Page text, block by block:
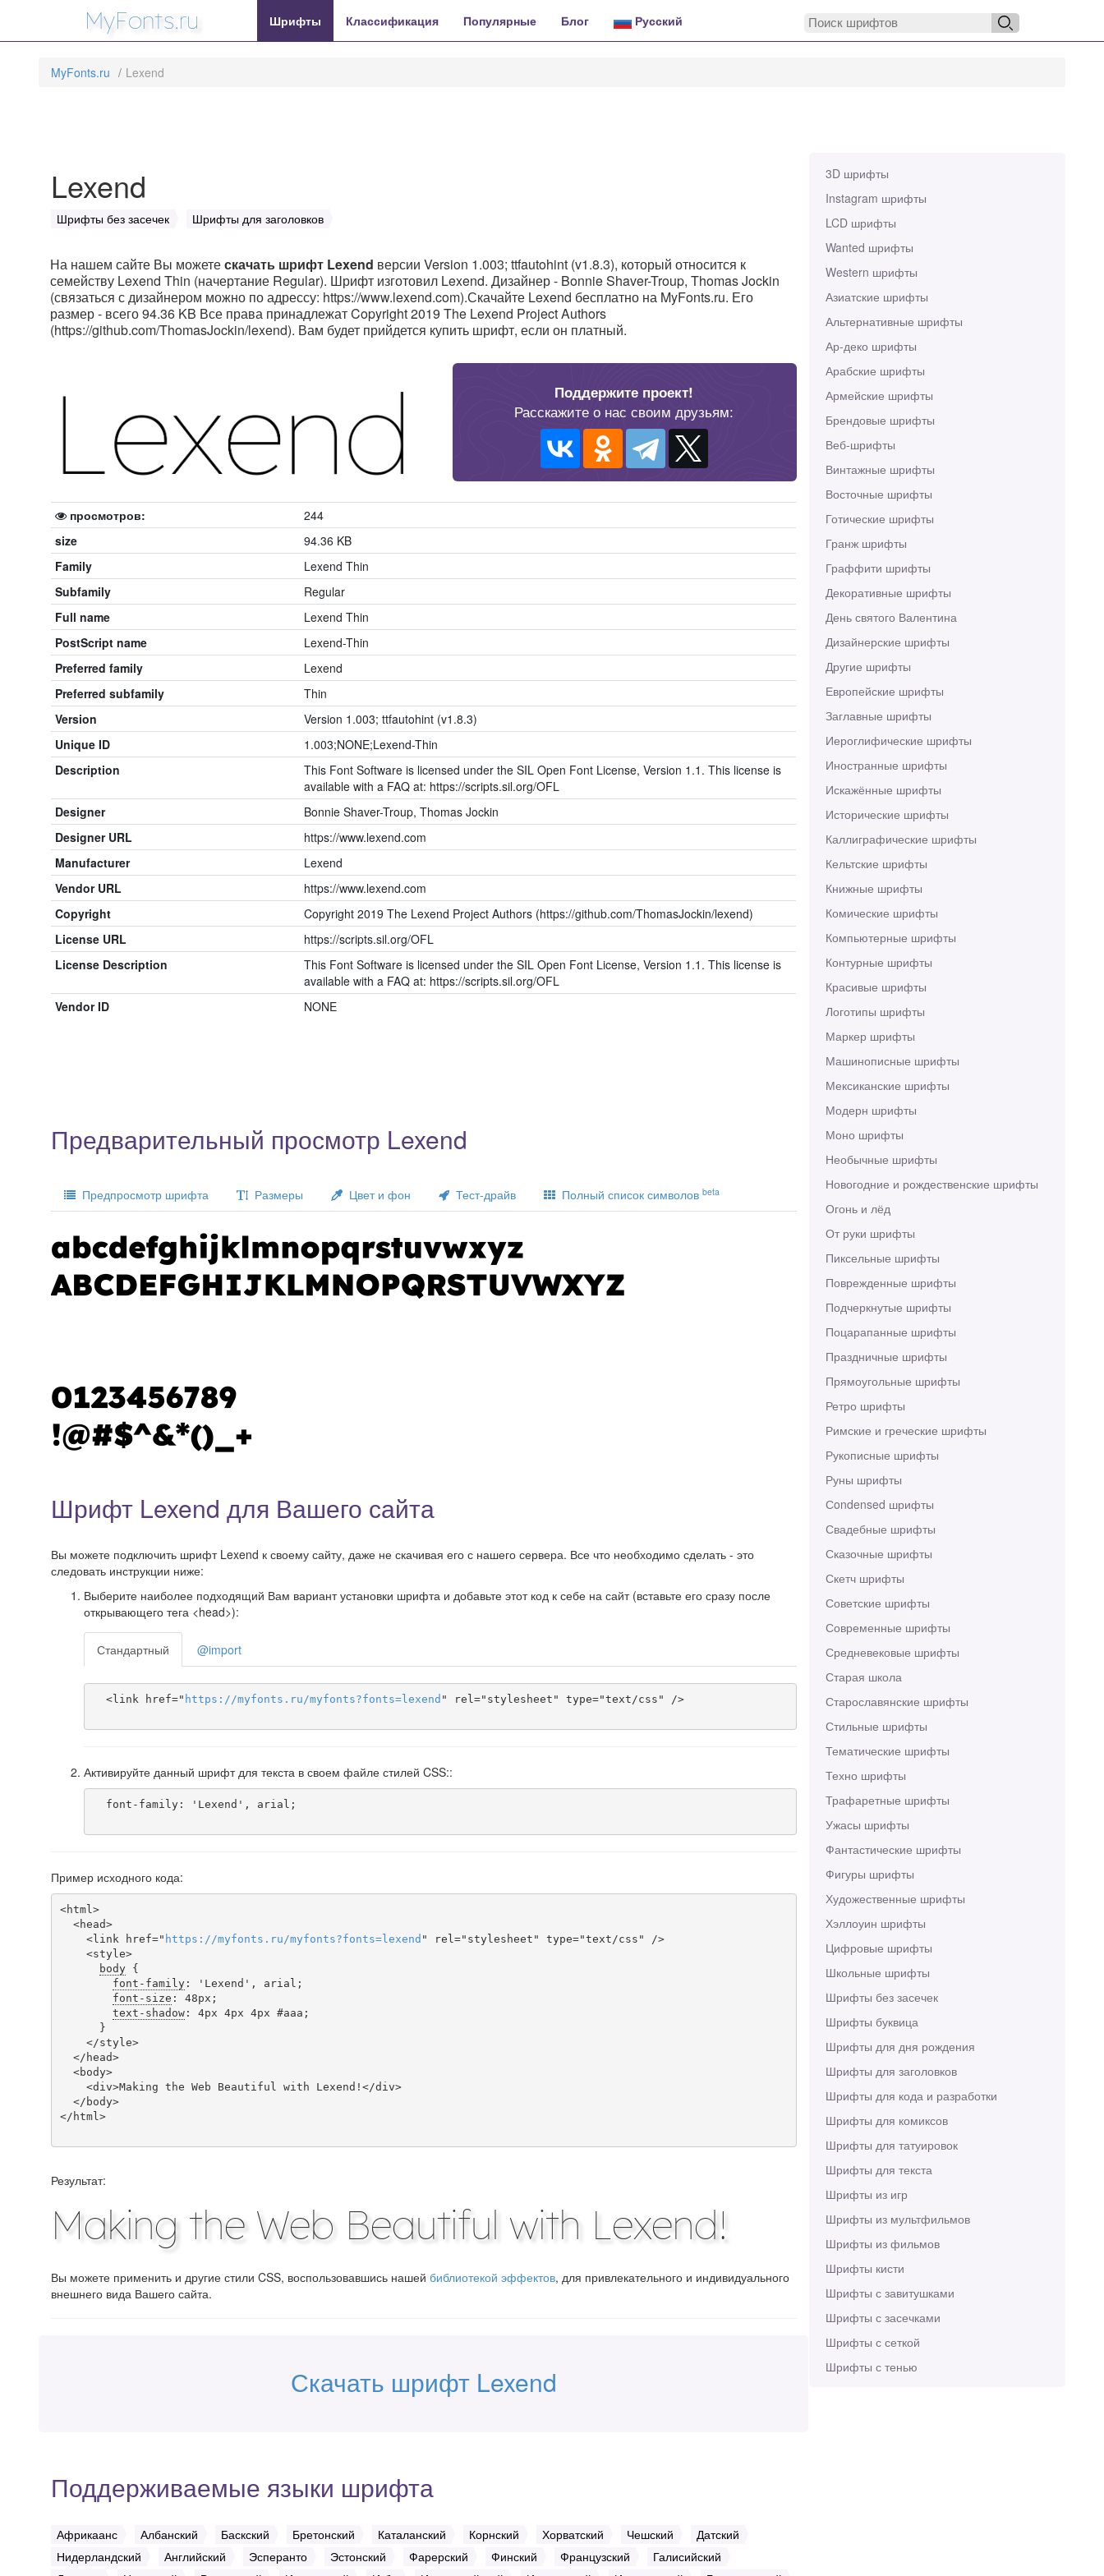
MyFonts.ru Шрифты Классификация Популярные Блог Русский
MyFonts.ru Lexend
3D шрифты
Instagram шрифты
LCD шрифты
Wanted шрифты
Western шрифты
Азиатские шрифты
Альтернативные шрифты
Ар-деко шрифты
Арабские шрифты
Армейские шрифты
Брендовые шрифты
Веб-шрифты
Винтажные шрифты
Восточные шрифты
Готические шрифты
Гранж шрифты
Граффити шрифты
Декоративные шрифты
День святого Валентина
Дизайнерские шрифты
Другие шрифты
Европейские шрифты
Заглавные шрифты
Иероглифические шрифты
Иностранные шрифты
Искажённые шрифты
Исторические шрифты
Каллиграфические шрифты
Кельтские шрифты
Книжные шрифты
Комические шрифты
Компьютерные шрифты
Контурные шрифты
Красивые шрифты
Логотипы шрифты
Маркер шрифты
Машинописные шрифты
Мексиканские шрифты
Модерн шрифты
Моно шрифты
Необычные шрифты
Новогодние и рождественские шрифты
Огонь и лёд
От руки шрифты
Пиксельные шрифты
Поврежденные шрифты
Подчеркнутые шрифты
Поцарапанные шрифты
Праздничные шрифты
Прямоугольные шрифты
Ретро шрифты
Римские и греческие шрифты
Рукописные шрифты
Руны шрифты
Сondensed шрифты
Свадебные шрифты
Сказочные шрифты
Скетч шрифты
Советские шрифты
Современные шрифты
Средневековые шрифты
Старая школа
Старославянские шрифты
Стильные шрифты
Тематические шрифты
Техно шрифты
Трафаретные шрифты
Ужасы шрифты
Фантастические шрифты
Фигуры шрифты
Художественные шрифты
Хэллоуин шрифты
Цифровые шрифты
Школьные шрифты
Шрифты без засечек
Шрифты буквица
Шрифты для дня рождения
Шрифты для заголовков
Шрифты для кода и разработки
Шрифты для комиксов
Шрифты для татуировок
Шрифты для текста
Шрифты из игр
Шрифты из мультфильмов
Шрифты из фильмов
Шрифты кисти
Шрифты с завитушками
Шрифты с засечками
Шрифты с сеткой
Шрифты с тенью
Lexend
Шрифты без засечек Шрифты для заголовков
На нашем сайте Вы можетескачать шрифт Lexend версии Version 1.003; ttfautohint (v1.8.3), который относится к
семейству Lexend Thin (начертание Regular). Шрифт изготовил Lexend. Дизайнер - Bonnie Shaver-Troup, Thomas Jockin
(связаться с дизайнером можно по адрессу: https://www.lexend.com).Скачайте Lexend бесплатно на MyFonts.ru. Его
размер - всего 94.36 KB Все права принадлежат Copyright 2019 The Lexend Project Authors
(https://github.com/ThomasJockin/lexend). Вам будет прийдется купить шрифт, если он платный.
Поддержите проект!
Расскажите о нас своим друзьям:
просмотров:
244
size
94.36 KB
Family
Lexend Thin
Subfamily
Regular
Full name
Lexend Thin
PostScript name
Lexend-Thin
Preferred family
Lexend
Preferred subfamily
Thin
Version
Version 1.003; ttfautohint (v1.8.3)
Unique ID
1.003;NONE;Lexend-Thin
Description
This Font Software is licensed under the SIL Open Font License, Version 1.1. This license is
available with a FAQ at: https://scripts.sil.org/OFL
Designer
Bonnie Shaver-Troup, Thomas Jockin
Designer URL
https://www.lexend.com
Manufacturer
Lexend
Vendor URL
https://www.lexend.com
Copyright
Copyright 2019 The Lexend Project Authors (https://github.com/ThomasJockin/lexend)
License URL
https://scripts.sil.org/OFL
License Description
This Font Software is licensed under the SIL Open Font License, Version 1.1. This license is
available with a FAQ at: https://scripts.sil.org/OFL
Vendor ID
NONE
Предварительный просмотр Lexend
Предпросмотр шрифта Размеры Цвет и фон Тест-драйв Полный список символов beta
Шрифт Lexend для Вашего сайта
Вы можете подключить шрифт Lexend к своему сайту, даже не скачивая его с нашего сервера. Все что необходимо сделать - это
следовать инструкции ниже:
Выберите наиболее подходящий Вам вариант установки шрифта и добавьте этот код к себе на сайт (вставьте его сразу после
открывающего тега <head>):
Стандартный @import
  <link href="
https ://myfonts . ru /myfonts?fonts=lexend " rel="stylesheet" type="text/css" />
Активируйте данный шрифт для текста в своем файле стилей CSS::
Пример исходного кода:
<html>
    <link href="
https ://myfonts . ru /myfonts?fonts=lexend " rel="stylesheet" type="text/css" />
body {
font-family: 'Lexend', arial;
font-size : 48px;
text-shadow: 4px 4px 4px #aaa;
</html>
Результат:
Making the Web Beautiful with Lexend!
Вы можете применить и другие стили CSS, воспользовавшись нашей библиотекой эффектов, для привлекательного и индивидуального
внешнего вида Вашего сайта.
Скачать шрифт Lexend
Поддерживаемые языки шрифта
Африкаанс Албанский Баскский Бретонский Каталанский Корнский Хорватский Чешский
Датский
Нидерландский
Английский Эсперанто Эстонский Фарерский Финский Французский
Галисийский